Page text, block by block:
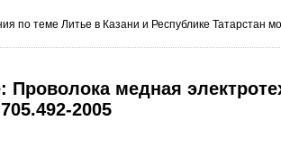
по теме Литье в Казани и Республике Татарстан
Проволока медная
2005